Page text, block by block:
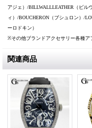
アジェ）/BILLWALLLEATHER（ビル
ィ）/BOUCHERON（ブシュロン）/
ーロドキン）
※その他ブランドアクセサリー各種ア
関連商品